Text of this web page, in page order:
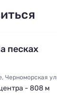
песках
Черноморская
- 808 м